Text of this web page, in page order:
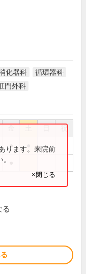
化器科
循環器科
門外科
祝
●
ります。来院前
×閉じる
る